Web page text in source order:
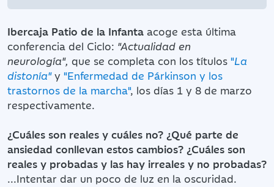
Ibercaja Patio de la Infanta acoge esta última
conferencia del Ciclo: "Actualidad en
neurología", que se completa con los títulos "La
distonía" y "Enfermedad de Párkinson y los
trastornos de la marcha", los días 1 y 8 de marzo
respectivamente.
¿Cuáles son reales y cuáles no? ¿Qué parte de
ansiedad conllevan estos cambios? ¿Cuáles son
reales y probadas y las hay irreales y no probadas?
...Intentar dar un poco de luz en la oscuridad.